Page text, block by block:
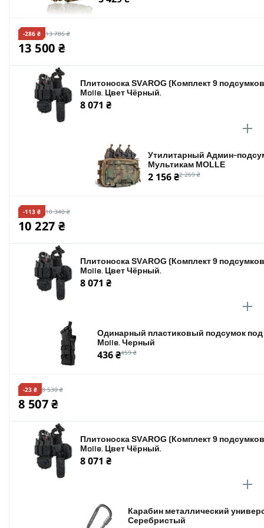
-286 ₴ 13 786 ₴
13 500 ₴
Плитоноска SVAROG (Комплект 9
Molle. Цвет Чёрный.
8 071 ₴
Утилитарный Админ-
Мультикам MOLLE
2 156 ₴2 269 ₴
-113 ₴ 10 340 ₴
10 227 ₴
Плитоноска SVAROG (Комплект 9
Molle. Цвет Чёрный.
8 071 ₴
Одинарный пластиковый подсумок под
Molle. Черный
436 ₴459 ₴
-23 ₴ 8 530 ₴
8 507 ₴
Плитоноска SVAROG (Комплект 9
Molle. Цвет Чёрный.
8 071 ₴
Карабин металлический
Серебристый